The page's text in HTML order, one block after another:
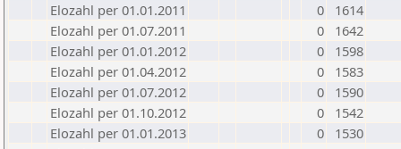
Elozahl per 01.01.2011
0
1614
Elozahl per 01.07.2011
0
1642
Elozahl per 01.01.2012
0
1598
Elozahl per 01.04.2012
0
1583
Elozahl per 01.07.2012
0
1590
Elozahl per 01.10.2012
0
1542
Elozahl per 01.01.2013
0
1530